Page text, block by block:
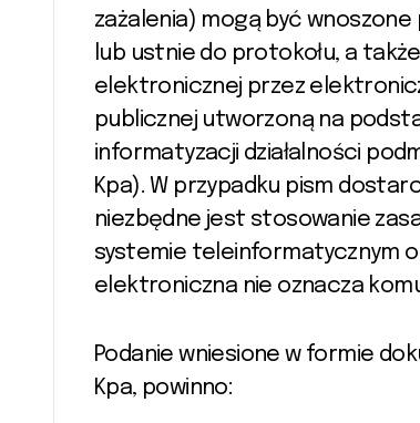
zażalenia) mogą być
lub ustnie do protokołu, a
elektronicznej przez
publicznej utworzoną na
informatyzacji działalności
Kpa). W przypadku pism
niezbędne jest stosowanie
systemie teleinformatycznym
elektroniczna nie oznacza
Podanie wniesione w formie
Kpa, powinno: